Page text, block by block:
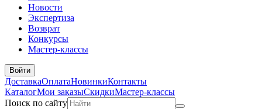
Новости
Экспертиза
Возврат
Конкурсы
Мастер-классы
Войти
ДоставкаОплатаНовинкиКонтакты
КаталогМои заказыСкидкиМастер-классы
Поиск по сайту